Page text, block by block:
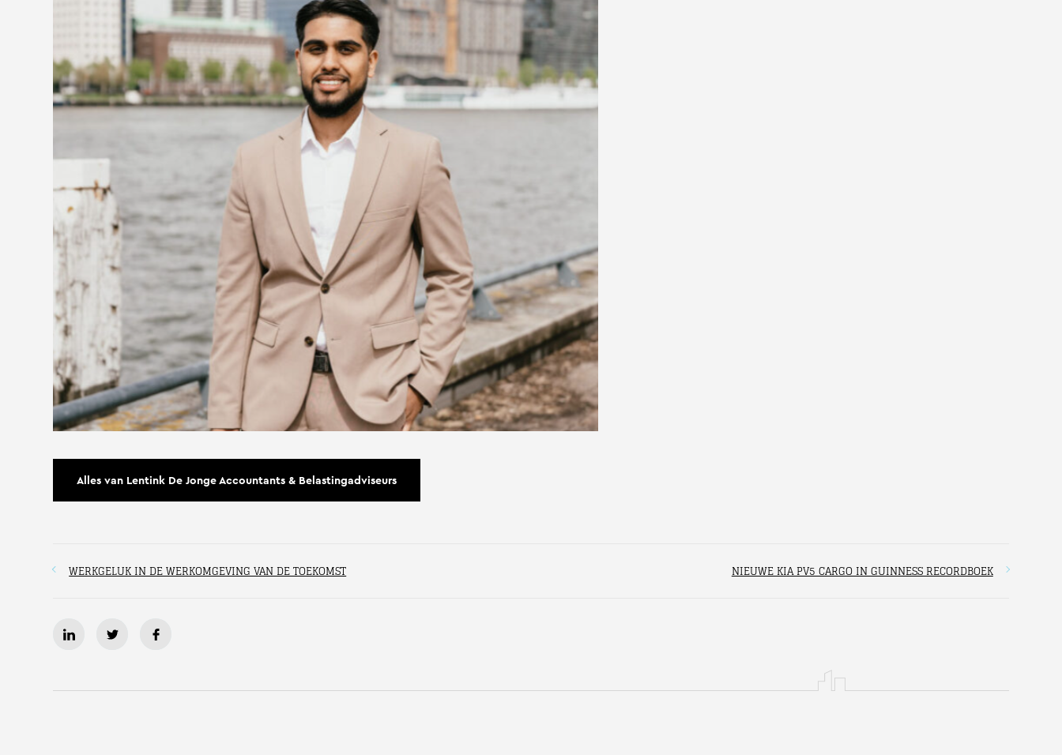
Alles van Lentink De Jonge Accountants & Belastingadviseurs
WERKGELUK IN DE WERKOMGEVING VAN DE TOEKOMST NIEUWE KIA PV5 CARGO IN GUINNESS RECORDBOEK